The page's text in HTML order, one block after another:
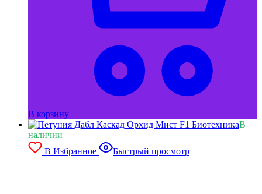
В корзину
В
наличии
В Избранное
Быстрый просмотр